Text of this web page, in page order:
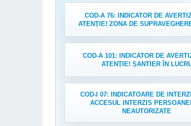
COD-A 76: INDICATOR DE
ATENȚIE! ZONA DE
COD-A 101: INDICATOR DE
ATENȚIE! ȘANTIER ÎN
COD-I 07: INDICATOARE DE
ACCESUL INTERZIS
NEAUTORIZATE